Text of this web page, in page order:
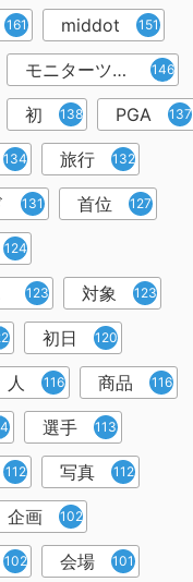
161 middot 151
モニターツアー 146
初 138 PGA 137
134 旅行 132
131 首位 127
124
123 対象 123
初日 120
人 116 商品 116
選手 113
112 写真 112
企画 102
102 会場 101